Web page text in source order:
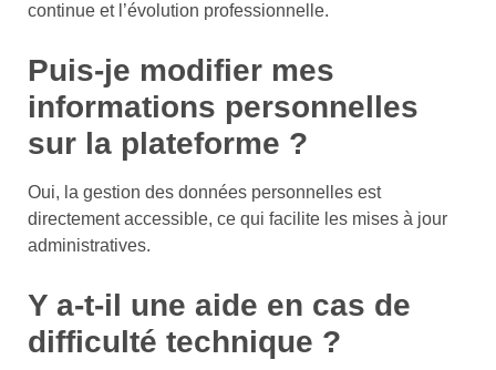
continue et l’évolution professionnelle.
Puis-je modifier mes
informations personnelles
sur la plateforme ?
Oui, la gestion des données personnelles est
directement accessible, ce qui facilite les mises à jour
administratives.
Y a-t-il une aide en cas de
difficulté technique ?